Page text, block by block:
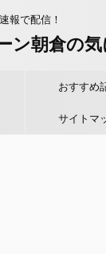
報で配信！
ン朝倉の
おすすめ
サイトマ